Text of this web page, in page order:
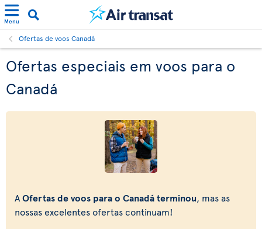
Menu
Ofertas de voos Canadá
Ofertas especiais em voos para o
Canadá
AOfertas de voos para o Canadá terminou, mas as
nossas excelentes ofertas continuam!